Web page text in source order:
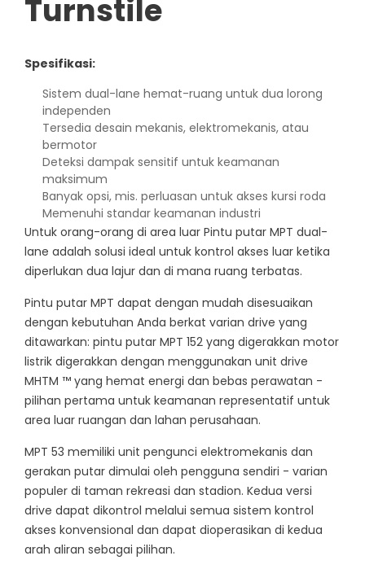
Turnstile
Spesifikasi:
Sistem dual-lane hemat-ruang untuk dua lorong
independen
Tersedia desain mekanis, elektromekanis, atau
bermotor
Deteksi dampak sensitif untuk keamanan
maksimum
Banyak opsi, mis. perluasan untuk akses kursi roda
Memenuhi standar keamanan industri
Untuk orang-orang di area luar Pintu putar MPT dual-
lane adalah solusi ideal untuk kontrol akses luar ketika
diperlukan dua lajur dan di mana ruang terbatas.
Pintu putar MPT dapat dengan mudah disesuaikan
dengan kebutuhan Anda berkat varian drive yang
ditawarkan: pintu putar MPT 152 yang digerakkan motor
listrik digerakkan dengan menggunakan unit drive
MHTM ™ yang hemat energi dan bebas perawatan -
pilihan pertama untuk keamanan representatif untuk
area luar ruangan dan lahan perusahaan.
MPT 53 memiliki unit pengunci elektromekanis dan
gerakan putar dimulai oleh pengguna sendiri - varian
populer di taman rekreasi dan stadion. Kedua versi
drive dapat dikontrol melalui semua sistem kontrol
akses konvensional dan dapat dioperasikan di kedua
arah aliran sebagai pilihan.